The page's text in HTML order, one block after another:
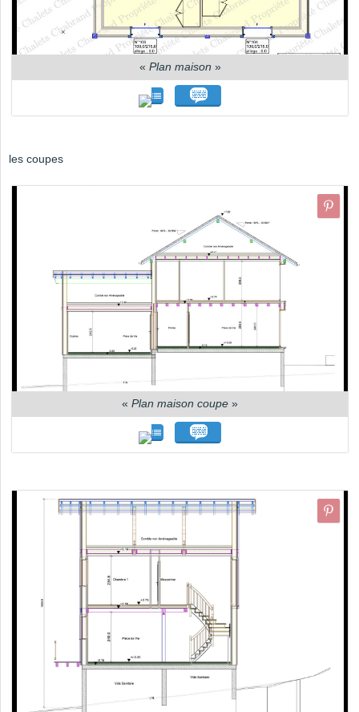
« Plan maison »
les coupes
« Plan maison coupe »